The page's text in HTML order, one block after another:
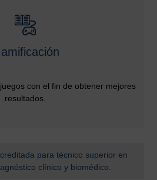
con el fin de obtener mejores
resultados.
para técnico superior en
clínico y biomédico.